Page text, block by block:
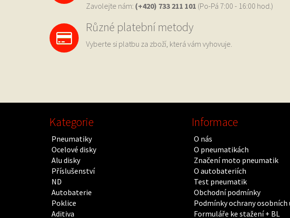
Zavolejte nám: (+420) 733 211 101 (Po-Pá 7:00 - 16:00 hod.)
Různé platební metody
Vyberte si platbu za zboží, která vám vyhovuje.
Kategorie
Pneumatiky
Ocelové disky
Alu disky
Příslušenství
ND
Autobaterie
Poklice
Aditiva
Informace
O nás
O pneumatikách
Značení moto pneumatik
O autobateriích
Test pneumatik
Obchodní podmínky
Podmínky ochrany osobních
Formuláře ke stažení + BL